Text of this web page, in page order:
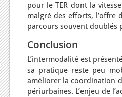
pour le TER dont la
malgré des efforts, l’offre
parcours souvent doublés
Conclusion
L’intermodalité est
sa pratique reste peu
améliorer la coordination
périurbaines. L’enjeu de